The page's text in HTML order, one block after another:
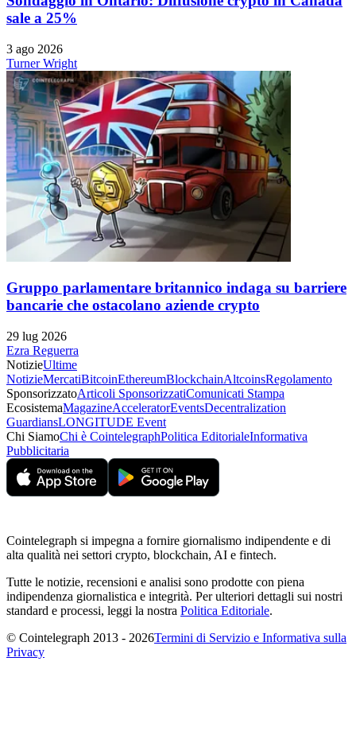
sale a 25%
3 ago 2026
Turner Wright
Gruppo parlamentare britannico indaga su barriere
bancarie che ostacolano aziende crypto
29 lug 2026
Ezra Reguerra
NotizieUltime
NotizieMercatiBitcoinEthereumBlockchainAltcoinsRegolamento
SponsorizzatoArticoli SponsorizzatiComunicati Stampa
EcosistemaMagazineAcceleratorEventsDecentralization
GuardiansLONGITUDE Event
Chi SiamoChi è CointelegraphPolitica EditorialeInformativa
Pubblicitaria
Cointelegraph si impegna a fornire giornalismo indipendente e di
alta qualità nei settori crypto, blockchain, AI e fintech.
Tutte le notizie, recensioni e analisi sono prodotte con piena
indipendenza giornalistica e integrità. Per ulteriori dettagli sui nostri
standard e processi, leggi la nostra Politica Editoriale.
© Cointelegraph 2013 - 2026Termini di Servizio e Informativa sulla
Privacy